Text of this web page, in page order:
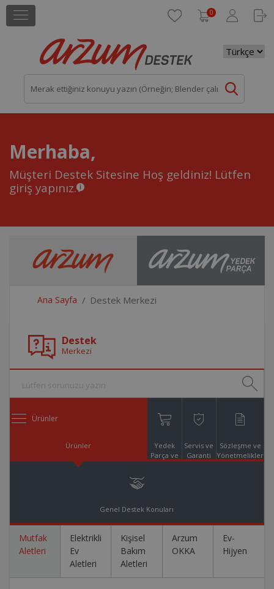
0
Merhaba,
Müşteri Destek Sitesine Hoş geldiniz! Lütfen
giriş yapınız.
Ana Sayfa Destek Merkezi
Destek
Merkezi
Ürünler
Ürünler
Yedek
Parça ve
Servis ve
Garanti
Sözleşme ve
Yönetmelikler
Genel Destek Konuları
Mutfak
Aletleri
Elektrikli
Ev
Aletleri
Kişisel
Bakım
Aletleri
Arzum
OKKA
Ev-
Hijyen